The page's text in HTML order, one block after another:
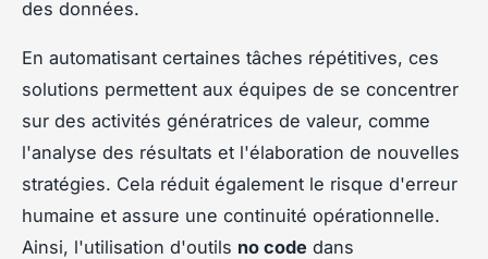
des données.
En automatisant certaines tâches répétitives, ces
solutions permettent aux équipes de se concentrer
sur des activités génératrices de valeur, comme
l'analyse des résultats et l'élaboration de nouvelles
stratégies. Cela réduit également le risque d'erreur
humaine et assure une continuité opérationnelle.
Ainsi, l'utilisation d'outils no code dans